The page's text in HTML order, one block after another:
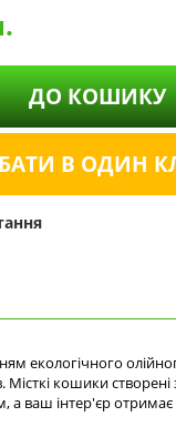
ДО КОШИКУ
В ОДИН
екологічного
Місткі кошики
а ваш інтер'єр